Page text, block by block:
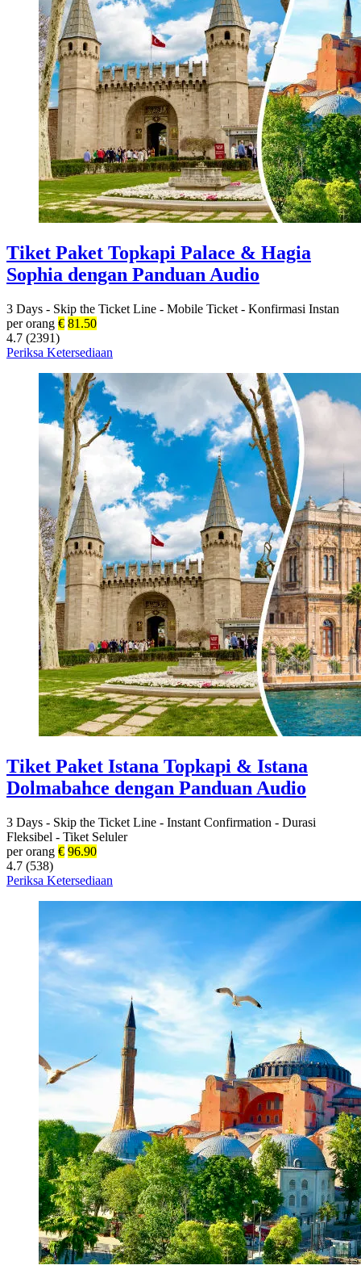
Tiket Paket Topkapi Palace & Hagia
Sophia dengan Panduan Audio
3 Days - Skip the Ticket Line - Mobile Ticket - Konfirmasi Instan
per orang € 81.50
4.7 (2391)
Periksa Ketersediaan
Tiket Paket Istana Topkapi & Istana
Dolmabahce dengan Panduan Audio
3 Days - Skip the Ticket Line - Instant Confirmation - Durasi
Fleksibel - Tiket Seluler
per orang € 96.90
4.7 (538)
Periksa Ketersediaan